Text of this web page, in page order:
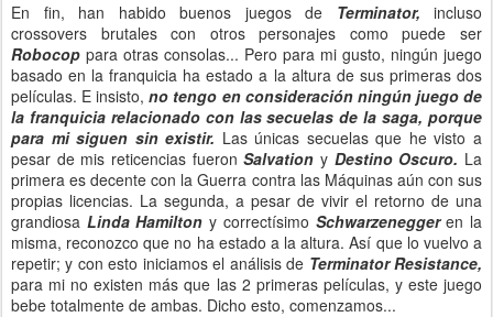
En fin, han habido buenos juegos de Terminator, incluso
crossovers brutales con otros personajes como puede ser
Robocop para otras consolas... Pero para mi gusto, ningún juego
basado en la franquicia ha estado a la altura de sus primeras dos
películas. E insisto,no tengo en consideración ningún juego de
la franquicia relacionado con las secuelas de la saga, porque
para mi siguen sin existir. Las únicas secuelas que he visto a
pesar de mis reticencias fueronSalvationy Destino Oscuro. La
primera es decente con la Guerra contra las Máquinas aún con sus
propias licencias. La segunda, a pesar de vivir el retorno de una
grandiosa Linda Hamiltony correctísimo Schwarzeneggeren la
misma, reconozco que no ha estado a la altura. Así que lo vuelvo a
repetir; y con esto iniciamos el análisis de Terminator Resistance,
para mi no existen más que las 2 primeras películas, y este juego
bebe totalmente de ambas. Dicho esto, comenzamos...